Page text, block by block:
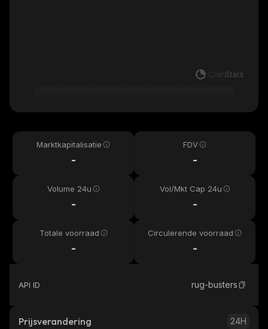
Marktkapitalisatie
-
FDV
-
Volume 24u
-
Vol/Mkt Cap 24u
-
Totale voorraad
-
Circulerende voorraad
-
API ID rug-busters
Prijsverandering 24H